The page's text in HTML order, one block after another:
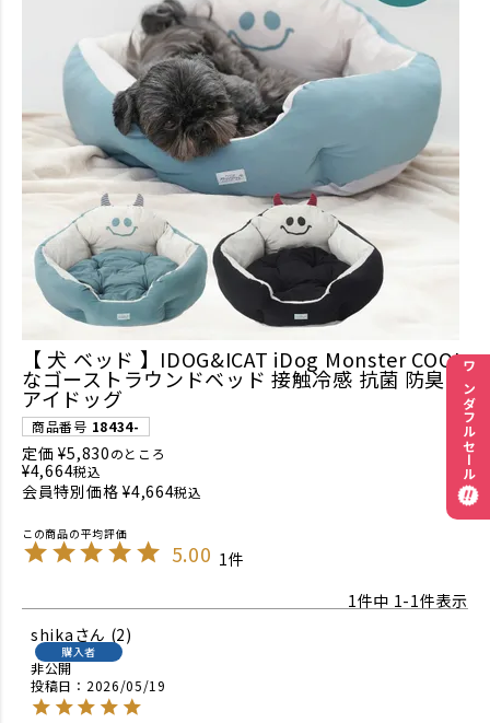
【 犬 ベッド 】IDOG&ICAT iDog Monster COOL
なゴーストラウンドベッド 接触冷感 抗菌 防臭
アイドッグ
商品番号 18434-
定価 ¥5,830のところ
¥4,664税込
会員特別価格 ¥4,664税込
5.00 1
1件中 1-1件表示
shika
2
購入者
非公開
投稿日
2026/05/19
ワンダフルセール